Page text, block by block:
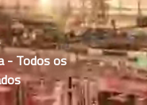
- Todos os